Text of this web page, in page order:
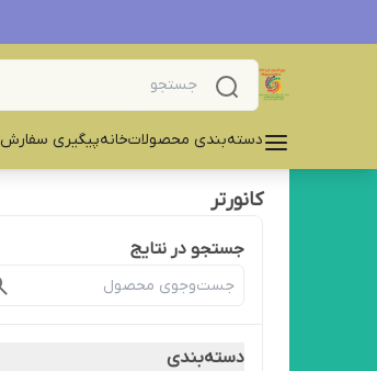
دسته‌بندی محصولاتخانهپیگیری سفارش
کانورتر
جستجو در نتایج
دسته‌بندی